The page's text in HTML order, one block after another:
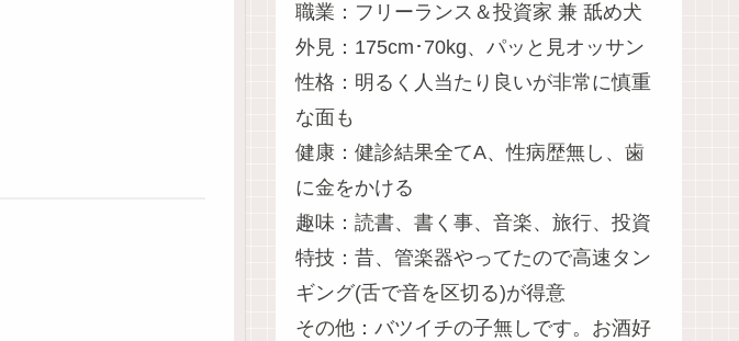
職業：フリーランス＆投資家 兼 舐め犬
外見：175cm･70kg、パッと見オッサン
性格：明るく人当たり良いが非常に慎重
な面も
健康：健診結果全てA、性病歴無し、歯
に金をかける
趣味：読書、書く事、音楽、旅行、投資
特技：昔、管楽器やってたので高速タン
ギング(舌で音を区切る)が得意
その他：バツイチの子無しです。お酒好